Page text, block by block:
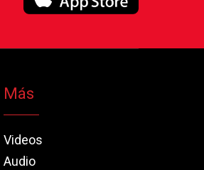
Más
Videos
Audio